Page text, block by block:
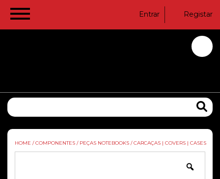
Entrar Registar
HOME / COMPONENTES / PEÇAS NOTEBOOKS / CARCAÇAS | COVERS | CASES